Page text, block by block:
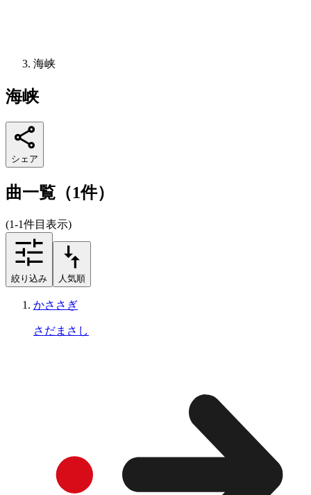
海峡
海峡
シェア
曲一覧（1件）
(1-1件目表示)
絞り込み 人気順
かささぎ
さだまさし